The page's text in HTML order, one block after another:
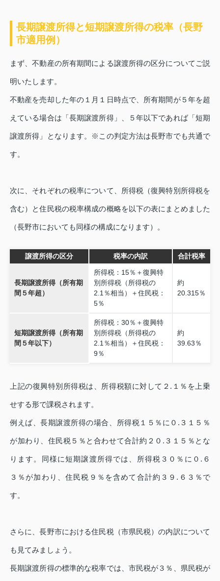
長期譲渡所得と短期譲渡所得の税率（長野
市適用例）
まず、不動産の所有期間による譲渡所得の区分についてご説
明いたします。
不動産を売却した年の１月１日時点で、所有期間が５年を超
えている場合は「長期譲渡所得」、５年以下であれば「短期
譲渡所得」となります。※この判定方法は長野市でも共通で
す。
次に、それぞれの税率について、所得税（復興特別所得税を
含む）と住民税の税率構成の概略を以下の表にまとめました
（長野市においても同様の構成になります）。
譲渡所得の区分 税率の内訳 合計税率
長期譲渡所得（所有期
間５年超）
所得税：15％＋復興特
別所得税（所得税の
2.1％相当）＋住民税：
5％
約
20.315％
短期譲渡所得（所有期
間５年以下）
所得税：30％＋復興特
別所得税（所得税の
2.1％相当）＋住民税：
9％
約
39.63％
上記の復興特別所得税は、所得税額に対して２.１％を上乗
せする形で課税されます。
例えば、長期譲渡所得の場合、所得税１５％に０.３１５％
が加わり、住民税５％と合わせて合計約２０.３１５％とな
ります。同様に短期譲渡所得では、所得税３０％に０.６
３％が加わり、住民税９％を含めて合計約３９.６３％で
す。
さらに、長野市における住民税（市県民税）の内訳について
も見てみましょう。
長期譲渡所得の標準的な税率では、市民税が３％、県民税が